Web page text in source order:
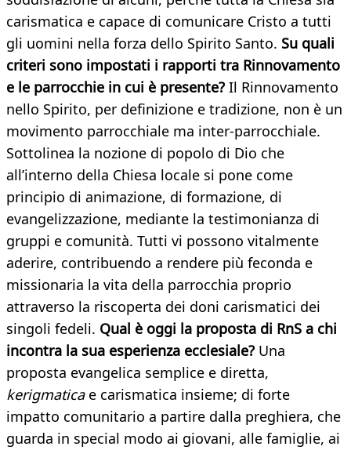
carismatica e capace di comunicare Cristo a tutti
gli uomini nella forza dello Spirito Santo. Su quali
criteri sono impostati i rapporti tra Rinnovamento
e le parrocchie in cui è presente? Il Rinnovamento
nello Spirito, per definizione e tradizione, non è un
movimento parrocchiale ma inter-parrocchiale.
Sottolinea la nozione di popolo di Dio che
all’interno della Chiesa locale si pone come
principio di animazione, di formazione, di
evangelizzazione, mediante la testimonianza di
gruppi e comunità. Tutti vi possono vitalmente
aderire, contribuendo a rendere più feconda e
missionaria la vita della parrocchia proprio
attraverso la riscoperta dei doni carismatici dei
singoli fedeli. Qual è oggi la proposta di RnS a chi
incontra la sua esperienza ecclesiale? Una
proposta evangelica semplice e diretta,
kerigmaticae carismatica insieme; di forte
impatto comunitario a partire dalla preghiera, che
guarda in special modo ai giovani, alle famiglie, ai